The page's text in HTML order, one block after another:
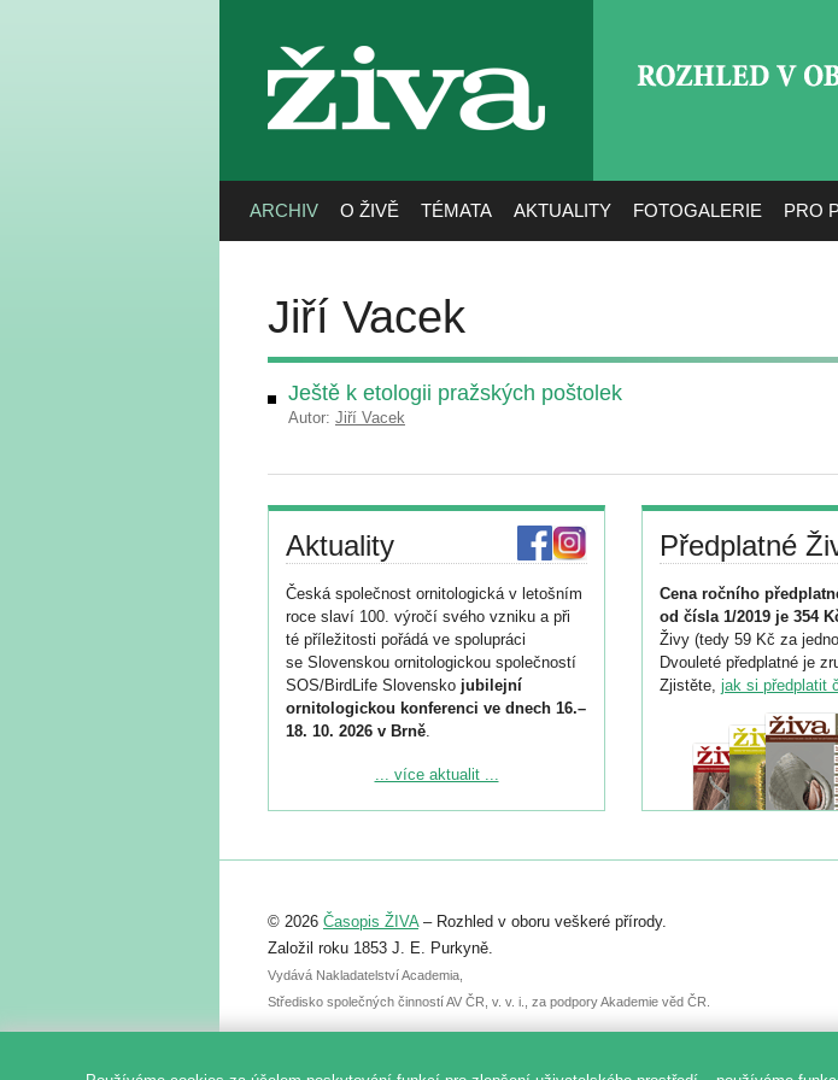
živa
ARCHIV O ŽIVĚ TÉMATA AKTUALITY FOTOGALERIE PRO
Jiří Vacek
Ještě k etologii pražských poštolek
Autor: Jiří Vacek
Aktuality
Česká společnost ornitologická v letošním
roce slaví 100. výročí svého vzniku a při
té příležitosti pořádá ve spolupráci
se Slovenskou ornitologickou společností
SOS/BirdLife Slovensko jubilejní
ornitologickou konferenci ve dnech 16.–
18. 10. 2026 v Brně.
Podrobnější informace ke konferenci
Registrovat se můžete do 6. září.
abstraktu přihlášené přednášky nebo
posteru je už 30. června.
... více aktualit ...
Předplatné
Cena ročního
od čísla 1/2019 je 354
Živy (tedy 59 Kč za
Dvouleté předplatné je
Zjistěte, jak si předplatit
© 2026 Časopis ŽIVA– Rozhled v oboru veškeré přírody.
Založil roku 1853 J. E. Purkyně.
Vydává Nakladatelství Academia,
Středisko společných činností AV ČR, v. v. i., za podpory Akademie věd ČR.